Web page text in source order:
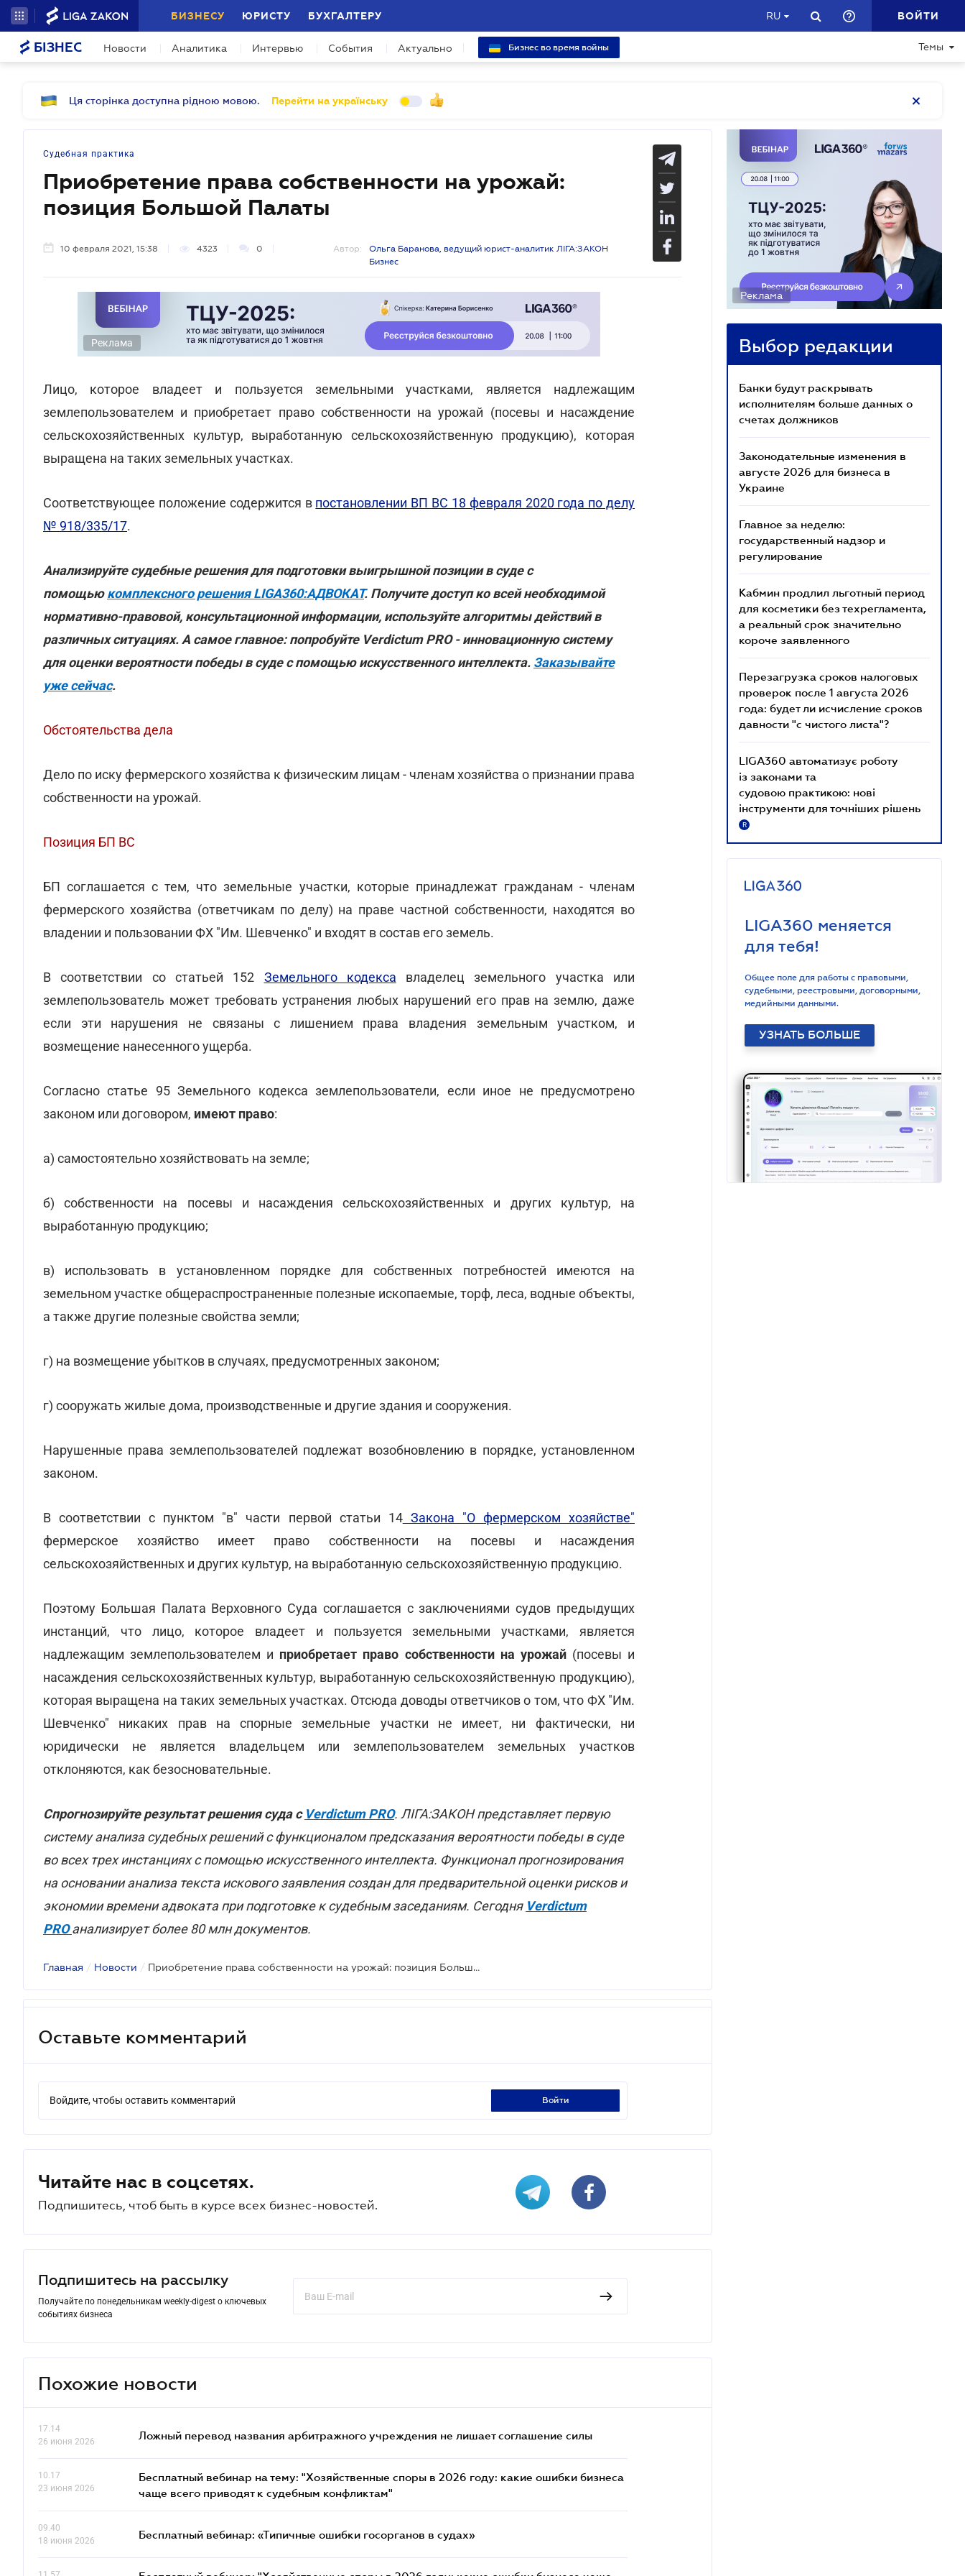
БИЗНЕСУ ЮРИСТУ БУХГАЛТЕРУ RU ВОЙТИ
БІЗНЕС Новости Аналитика Интервью События Актуально Бизнес во время войны Темы
Ця сторінка доступна рідною мовою. Перейти на українську
Судебная практика
Приобретение права собственности на урожай:
позиция Большой Палаты
10 февраля 2021, 15:38 4323 0 Автор:
Ольга Баранова, ведущий юрист-аналитик ЛІГА:ЗАКОН
Бизнес
Реклама
Лицо, которое владеет и пользуется земельными участками, является надлежащим
землепользователем и приобретает право собственности на урожай (посевы и насаждение
сельскохозяйственных культур, выработанную сельскохозяйственную продукцию), которая
выращена на таких земельных участках.
Соответствующее положение содержится в постановлении ВП ВС 18 февраля 2020 года по делу
№ 918/335/17.
Анализируйте судебные решения для подготовки выигрышной позиции в суде с
помощьюкомплексного решения LIGA360:АДВОКАТ. Получите доступ ко всей необходимой
нормативно-правовой, консультационной информации, используйте алгоритмы действий в
различных ситуациях. А самое главное: попробуйте Verdictum PRO - инновационную систему
для оценки вероятности победы в суде с помощью искусственного интеллекта. Заказывайте
уже сейчас.
Обстоятельства дела
Дело по иску фермерского хозяйства к физическим лицам - членам хозяйства о признании права
собственности на урожай.
Позиция БП ВС
БП соглашается с тем, что земельные участки, которые принадлежат гражданам - членам
фермерского хозяйства (ответчикам по делу) на праве частной собственности, находятся во
владении и пользовании ФХ "Им. Шевченко" и входят в состав его земель.
В соответствии со статьей 152 Земельного кодекса владелец земельного участка или
землепользователь может требовать устранения любых нарушений его прав на землю, даже
если эти нарушения не связаны с лишением права владения земельным участком, и
возмещение нанесенного ущерба.
Согласно статье 95 Земельного кодекса землепользователи, если иное не предусмотрено
законом или договором, имеют право:
а) самостоятельно хозяйствовать на земле;
б) собственности на посевы и насаждения сельскохозяйственных и других культур, на
выработанную продукцию;
в) использовать в установленном порядке для собственных потребностей имеются на
земельном участке общераспространенные полезные ископаемые, торф, леса, водные объекты,
а также другие полезные свойства земли;
г) на возмещение убытков в случаях, предусмотренных законом;
г) сооружать жилые дома, производственные и другие здания и сооружения.
Нарушенные права землепользователей подлежат возобновлению в порядке, установленном
законом.
В соответствии с пунктом "в" части первой статьи 14Закона "О фермерском хозяйстве"
фермерское хозяйство имеет право собственности на посевы и насаждения
сельскохозяйственных и других культур, на выработанную сельскохозяйственную продукцию.
Поэтому Большая Палата Верховного Суда соглашается с заключениями судов предыдущих
инстанций, что лицо, которое владеет и пользуется земельными участками, является
надлежащим землепользователем и приобретает право собственности на урожай(посевы и
насаждения сельскохозяйственных культур, выработанную сельскохозяйственную продукцию),
которая выращена на таких земельных участках. Отсюда доводы ответчиков о том, что ФХ "Им.
Шевченко" никаких прав на спорные земельные участки не имеет, ни фактически, ни
юридически не является владельцем или землепользователем земельных участков
отклоняются, как безосновательные.
Спрогнозируйте результат решения суда с Verdictum PRO. ЛІГА:ЗАКОН представляет первую
систему анализа судебных решений с функционалом предсказания вероятности победы в суде
во всех трех инстанциях с помощью искусственного интеллекта. Функционал прогнозирования
на основании анализа текста искового заявления создан для предварительной оценки рисков и
экономии времени адвоката при подготовке к судебным заседаниям. Сегодня Verdictum
PROанализирует более 80 млн документов.
Главная / Новости / Приобретение права собственности на урожай: позиция Большой Палаты
Оставьте комментарий
Войдите, чтобы оставить комментарий войти
Читайте нас в соцсетях.
Подпишитесь, чтоб быть в курсе всех бизнес-новостей.
Подпишитесь на рассылку
Получайте по понедельникам weekly-digest о ключевых
событиях бизнеса
Похожие новости
17.14
26 июня 2026
Ложный перевод названия арбитражного учреждения не лишает соглашение силы
10.17
23 июня 2026
Бесплатный вебинар на тему: "Хозяйственные споры в 2026 году: какие ошибки бизнеса
чаще всего приводят к судебным конфликтам"
09.40
18 июня 2026
Бесплатный вебинар: «Типичные ошибки госорганов в судах»
Реклама
Выбор редакции
Банки будут раскрывать
исполнителям больше данных о
счетах должников
Законодательные изменения в
августе 2026 для бизнеса в
Украине
Главное за неделю:
государственный надзор и
регулирование
Кабмин продлил льготный период
для косметики без техрегламента,
а реальный срок значительно
короче заявленного
Перезагрузка сроков налоговых
проверок после 1 августа 2026
года: будет ли исчисление сроков
давности "с чистого листа"?
LIGA360 автоматизує роботу
із законами та
судовою практикою: нові
інструменти для точніших рішень
R
LIGA360 меняется
для тебя!
Общее поле для работы с правовыми,
судебными, реестровыми, договорными,
медийными данными.
УЗНАТЬ БОЛЬШЕ